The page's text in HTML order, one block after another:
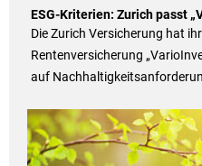
ESG-Kriterien: Zurich passt
Die Zurich Versicherung hat
Rentenversicherung
auf